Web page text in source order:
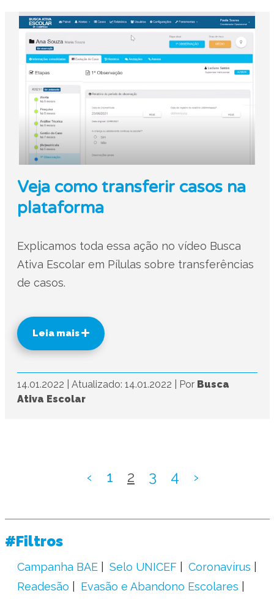
Veja como transferir casos na
plataforma
Explicamos toda essa ação no vídeo Busca
Ativa Escolar em Pílulas sobre transferências
de casos.
Leia mais
14.01.2022 Atualizado: 14.01.2022 Por Busca
Ativa Escolar
‹ 1 2 3 4 ›
#Filtros
Campanha BAE Selo UNICEF
Coronavírus
Readesão
Evasão e Abandono Escolares